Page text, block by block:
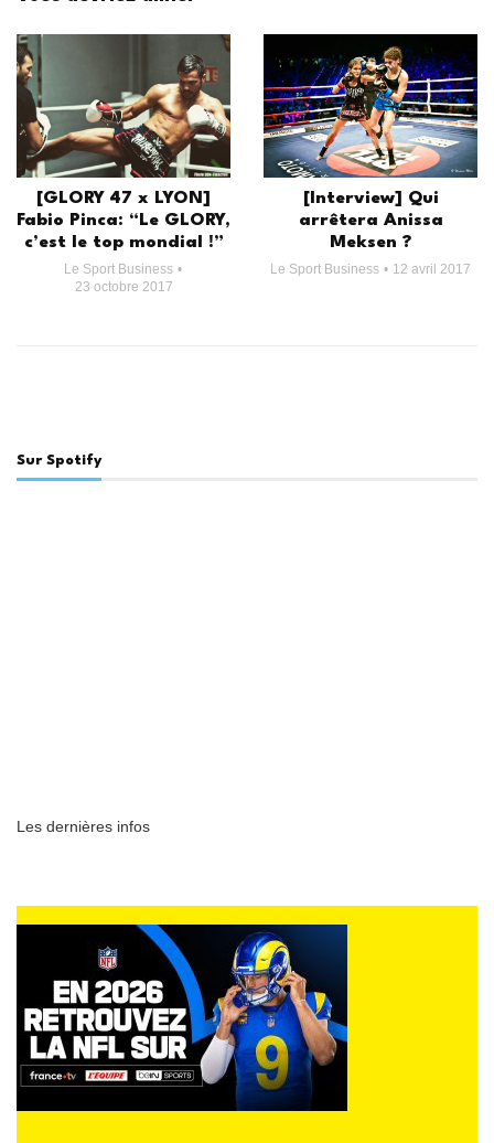
[GLORY 47 x LYON]
Fabio Pinca: “Le GLORY,
c’est le top mondial !”
Le Sport Business
23 octobre 2017
[Interview] Qui
arrêtera Anissa
Meksen ?
Le Sport Business 12 avril 2017
Sur Spotify
Les dernières infos